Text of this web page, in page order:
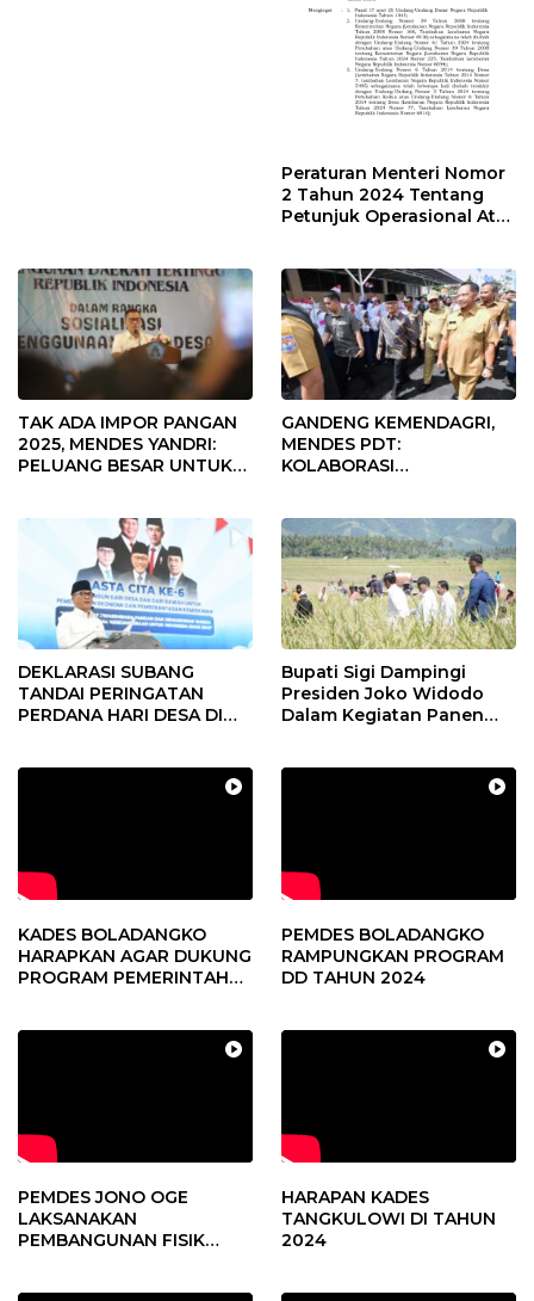
Peraturan Menteri Nomor
2 Tahun 2024 Tentang
Petunjuk Operasional Atas
TAK ADA IMPOR PANGAN
2025, MENDES YANDRI:
PELUANG BESAR UNTUK
GANDENG KEMENDAGRI,
MENDES PDT:
KOLABORASI
DEKLARASI SUBANG
TANDAI PERINGATAN
PERDANA HARI DESA DI
Bupati Sigi Dampingi
Presiden Joko Widodo
Dalam Kegiatan Panen
KADES BOLADANGKO
HARAPKAN AGAR DUKUNG
PROGRAM PEMERINTAH
PEMDES BOLADANGKO
RAMPUNGKAN PROGRAM
DD TAHUN 2024
PEMDES JONO OGE
LAKSANAKAN
PEMBANGUNAN FISIK
HARAPAN KADES
TANGKULOWI DI TAHUN
2024